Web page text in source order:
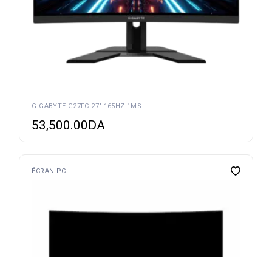
GIGABYTE G27FC 27″ 165HZ 1MS
53,500.00DA
ÉCRAN PC